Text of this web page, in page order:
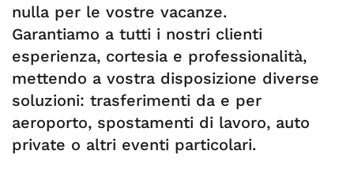
nulla per le vostre vacanze.
Garantiamo a tutti i nostri clienti
esperienza, cortesia e professionalità,
mettendo a vostra disposizione diverse
soluzioni: trasferimenti da e per
aeroporto, spostamenti di lavoro, auto
private o altri eventi particolari.